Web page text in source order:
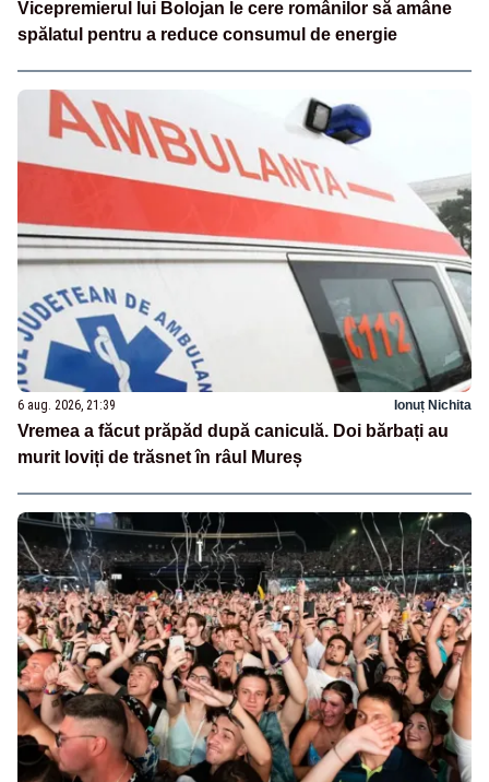
Vicepremierul lui Bolojan le cere românilor să amâne
spălatul pentru a reduce consumul de energie
6 aug. 2026, 21:39 Ionuț Nichita
Vremea a făcut prăpăd după caniculă. Doi bărbați au
murit loviți de trăsnet în râul Mureș